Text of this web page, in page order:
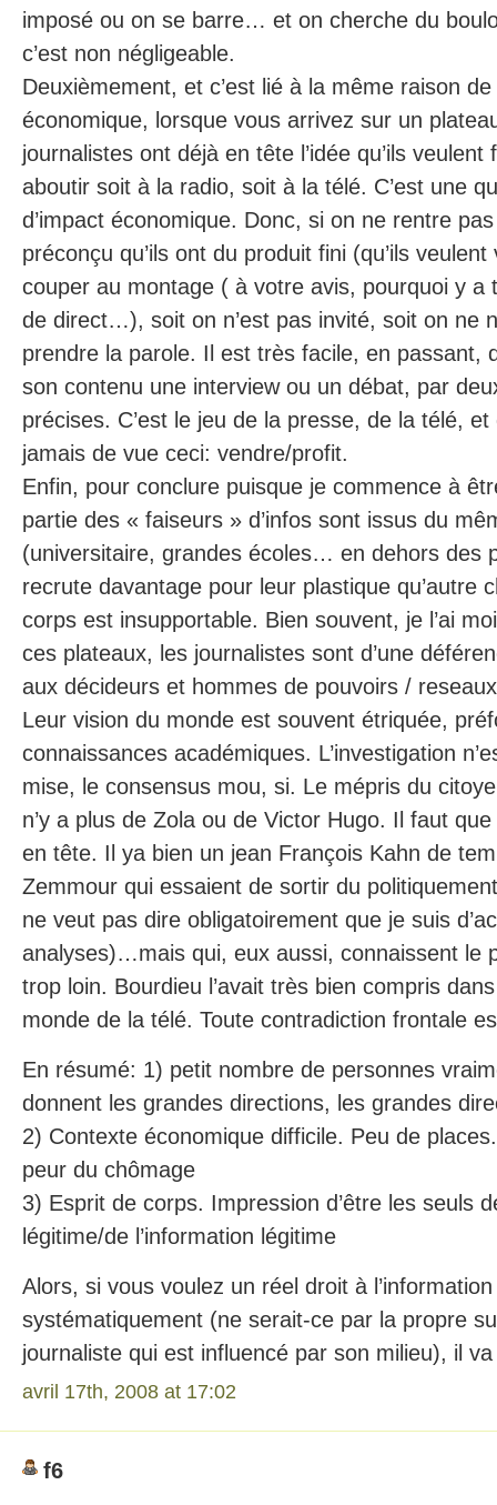
imposé ou on se barre… et on cherche du
c’est non négligeable.
Deuxièmement, et c’est lié à la même raison
économique, lorsque vous arrivez sur un
journalistes ont déjà en tête l’idée qu’ils
aboutir soit à la radio, soit à la télé. C’est une
d’impact économique. Donc, si on ne rentre
préconçu qu’ils ont du produit fini (qu’ils
couper au montage ( à votre avis, pourquoi y a
de direct…), soit on n’est pas invité, soit on ne
prendre la parole. Il est très facile, en passant,
son contenu une interview ou un débat, par
précises. C’est le jeu de la presse, de la télé,
jamais de vue ceci: vendre/profit.
Enfin, pour conclure puisque je commence à
partie des « faiseurs » d’infos sont issus du
(universitaire, grandes écoles… en dehors des
recrute davantage pour leur plastique qu’autre
corps est insupportable. Bien souvent, je l’ai
ces plateaux, les journalistes sont d’une
aux décideurs et hommes de pouvoirs /
Leur vision du monde est souvent étriquée,
connaissances académiques. L’investigation
mise, le consensus mou, si. Le mépris du
n’y a plus de Zola ou de Victor Hugo. Il faut
en tête. Il ya bien un jean François Kahn de
Zemmour qui essaient de sortir du
ne veut pas dire obligatoirement que je suis
analyses)…mais qui, eux aussi, connaissent le
trop loin. Bourdieu l’avait très bien compris
monde de la télé. Toute contradiction frontale
En résumé: 1) petit nombre de personnes
donnent les grandes directions, les grandes
2) Contexte économique difficile. Peu de
peur du chômage
3) Esprit de corps. Impression d’être les seuls
légitime/de l’information légitime
Alors, si vous voulez un réel droit à
systématiquement (ne serait-ce par la propre
journaliste qui est influencé par son milieu), il
avril 17th, 2008 at 17:02
f6